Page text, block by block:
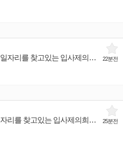
22분전
서울 전체 에서 스포츠/아웃도어 일자리를 찾고있는 입사제의희망 인재입니다.
25분전
경기 용인시 수지구 에서 의류 일자리를 찾고있는 입사제의희망 인재입니다.